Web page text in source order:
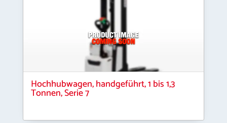
Hochhubwagen, handgeführt, 1 bis 1,3
Tonnen, Serie 7